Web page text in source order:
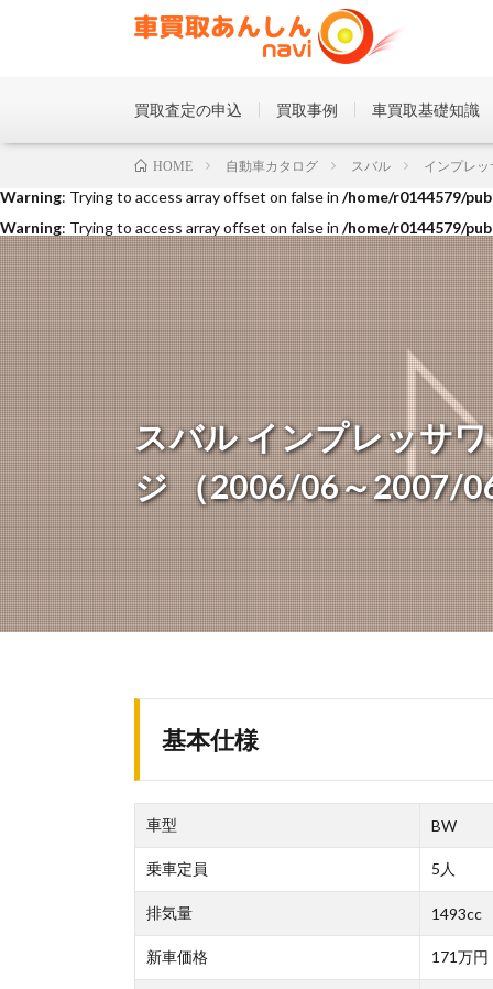
: Trying to access array offset on false in /home/r0144579/
Warning: Trying to access array offset on false in /home/r0144579/
Warning: Trying to access array offset on false in /home/r0144579/
買取査定の申込 買取事例 車買取基礎知識
スバル インプレッサ
ジ （2006/06～2007/
HOME 自動車カタログ スバル インプレ
基本仕様
車型 BW
乗車定員 5人
排気量 1493cc
新車価格 171万円